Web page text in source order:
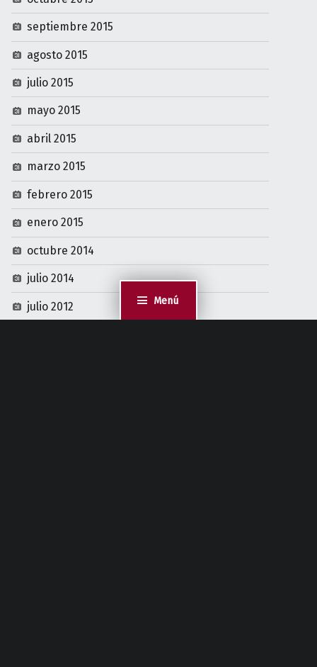
Menú
septiembre 2015
agosto 2015
julio 2015
mayo 2015
abril 2015
marzo 2015
febrero 2015
enero 2015
octubre 2014
julio 2014
julio 2012